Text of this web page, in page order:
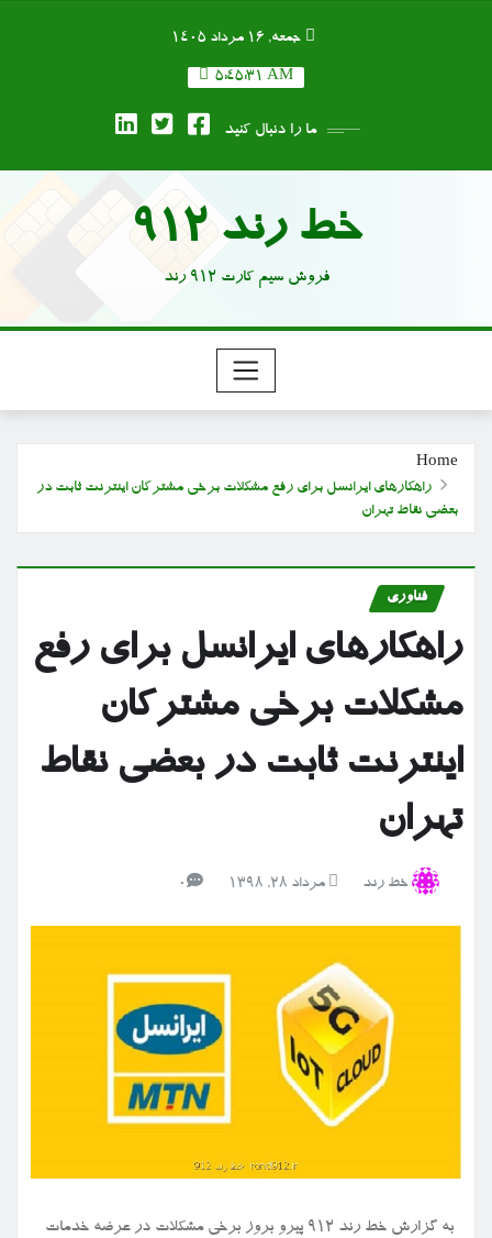
جمعه, ۱۶ مرداد ۱۴۰۵
5:45:32 AM
ما را دنبال کنید
خط رند 912
فروش سیم کارت 912 رند
Home
راهکارهای ایرانسل برای رفع مشکلات برخی مشترکان اینترنت ثابت در
بعضی نقاط تهران
فناوری
راهکارهای ایرانسل برای رفع
مشکلات برخی مشترکان
اینترنت ثابت در بعضی نقاط
تهران
خط رند مرداد ۲۸, ۱۳۹۸ 0
به گزارش خط رند ۹۱۲ پیرو بروز برخی مشکلات در عرضه خدمات